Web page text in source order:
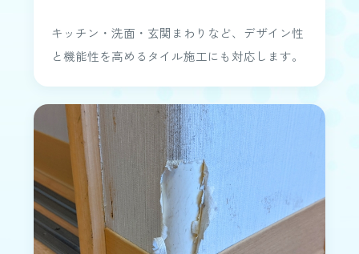
キッチン・洗面・玄関まわりなど、デザイン性
と機能性を高めるタイル施工にも対応します。